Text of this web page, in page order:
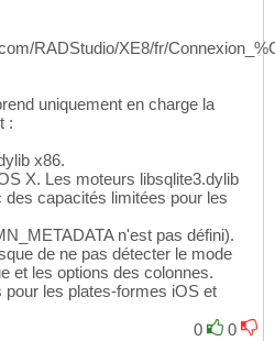
RADStudio/XE8/fr/
uniquement en charge la
:
x86.
X. Les moteurs libsqlite3.dylib
capacités limitées pour les
n'est pas défini).
de ne pas détecter le mode
et les options des colonnes.
les plates-formes iOS et
0
0